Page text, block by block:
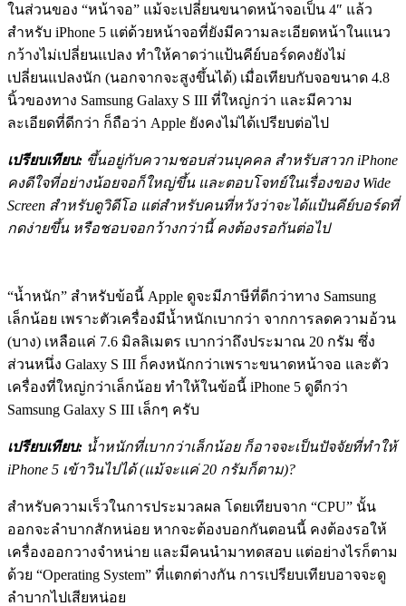
ในส่วนของ “หน้าจอ” แม้จะเปลี่ยนขนาดหน้าจอเป็น 4″ แล้ว
สำหรับ iPhone 5 แต่ด้วยหน้าจอที่ยังมีความละเอียดหน้าในแนว
กว้างไม่เปลี่ยนแปลง ทำให้คาดว่าแป้นคีย์บอร์ดคงยังไม่
เปลี่ยนแปลงนัก (นอกจากจะสูงขึ้นได้) เมื่อเทียบกับจอขนาด 4.8
นิ้วของทาง Samsung Galaxy S III ที่ใหญ่กว่า และมีความ
ละเอียดที่ดีกว่า ก็ถือว่า Apple ยังคงไม่ได้เปรียบต่อไป
เปรียบเทียบ: ขึ้นอยู่กับความชอบส่วนบุคคล สำหรับสาวก iPhone
คงดีใจที่อย่างน้อยจอก็ใหญ่ขึ้น และตอบโจทย์ในเรื่องของ Wide
Screen สำหรับดูวิดีโอ แต่สำหรับคนที่หวังว่าจะได้แป้นคีย์บอร์ดที่
กดง่ายขึ้น หรือชอบจอกว้างกว่านี้ คงต้องรอกันต่อไป
“น้ำหนัก” สำหรับข้อนี้ Apple ดูจะมีภาษีที่ดีกว่าทาง Samsung
เล็กน้อย เพราะตัวเครื่องมีน้ำหนักเบากว่า จากการลดความอ้วน
(บาง) เหลือแค่ 7.6 มิลลิเมตร เบากว่าถึงประมาณ 20 กรัม ซึ่ง
ส่วนหนึ่ง Galaxy S III ก็คงหนักกว่าเพราะขนาดหน้าจอ และตัว
เครื่องที่ใหญ่กว่าเล็กน้อย ทำให้ในข้อนี้ iPhone 5 ดูดีกว่า
Samsung Galaxy S III เล็กๆ ครับ
เปรียบเทียบ: น้ำหนักที่เบากว่าเล็กน้อย ก็อาจจะเป็นปัจจัยที่ทำให้
iPhone 5 เข้าวินไปได้ (แม้จะแค่ 20 กรัมก็ตาม)?
สำหรับความเร็วในการประมวลผล โดยเทียบจาก “CPU” นั้น
ออกจะลำบากสักหน่อย หากจะต้องบอกกันตอนนี้ คงต้องรอให้
เครื่องออกวางจำหน่าย และมีคนนำมาทดสอบ แต่อย่างไรก็ตาม
ด้วย “Operating System” ที่แตกต่างกัน การเปรียบเทียบอาจจะดู
ลำบากไปเสียหน่อย